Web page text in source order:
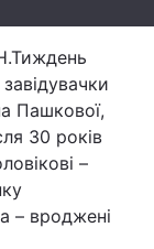
Пашкової,
30 років
–
– вроджені